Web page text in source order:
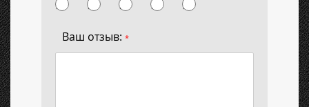
Ваш отзыв: *